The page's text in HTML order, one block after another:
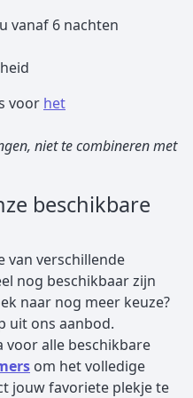
vanaf 6 nachten
voor het
niet te combineren met
beschikbare
van verschillende
nog beschikbaar zijn
naar nog meer keuze?
uit ons aanbod.
voor alle beschikbare
om het volledige
jouw favoriete plekje te